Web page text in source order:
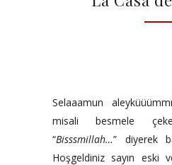
Selaaamun
misali besmele
“Bisssmillah…” diyerek
Hoşgeldiniz sayın eski